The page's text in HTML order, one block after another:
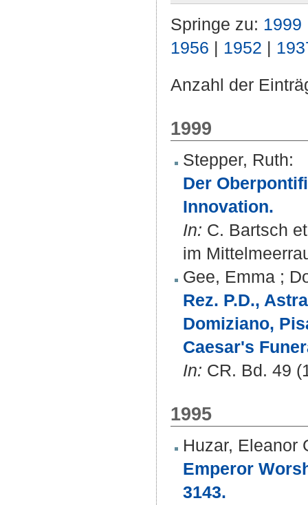
Springe zu: 1999
1956 | 1952 |
Anzahl der
1999
Stepper, Ruth:
Der
Innovation.
In: C. Bartsch
im
Gee, Emma ;
Rez. P.D.,
Domiziano,
Caesar's
In: CR. Bd. 49
1995
Huzar, Eleanor
Emperor
3143.